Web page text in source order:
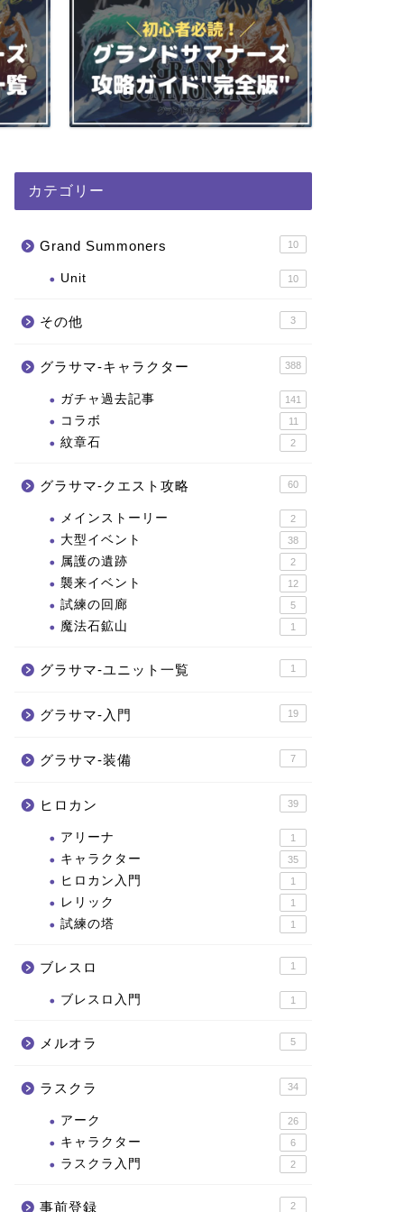
カテゴリー
Grand Summoners 10
Unit 10
その他 3
グラサマ-キャラクター 388
ガチャ過去記事 141
コラボ 11
紋章石 2
グラサマ-クエスト攻略 60
メインストーリー 2
大型イベント 38
属護の遺跡 2
襲来イベント 12
試練の回廊 5
魔法石鉱山 1
グラサマ-ユニット一覧 1
グラサマ-入門 19
グラサマ-装備 7
ヒロカン 39
アリーナ 1
キャラクター 35
ヒロカン入門 1
レリック 1
試練の塔 1
ブレスロ 1
ブレスロ入門 1
メルオラ 5
ラスクラ 34
アーク 26
キャラクター 6
ラスクラ入門 2
事前登録 2